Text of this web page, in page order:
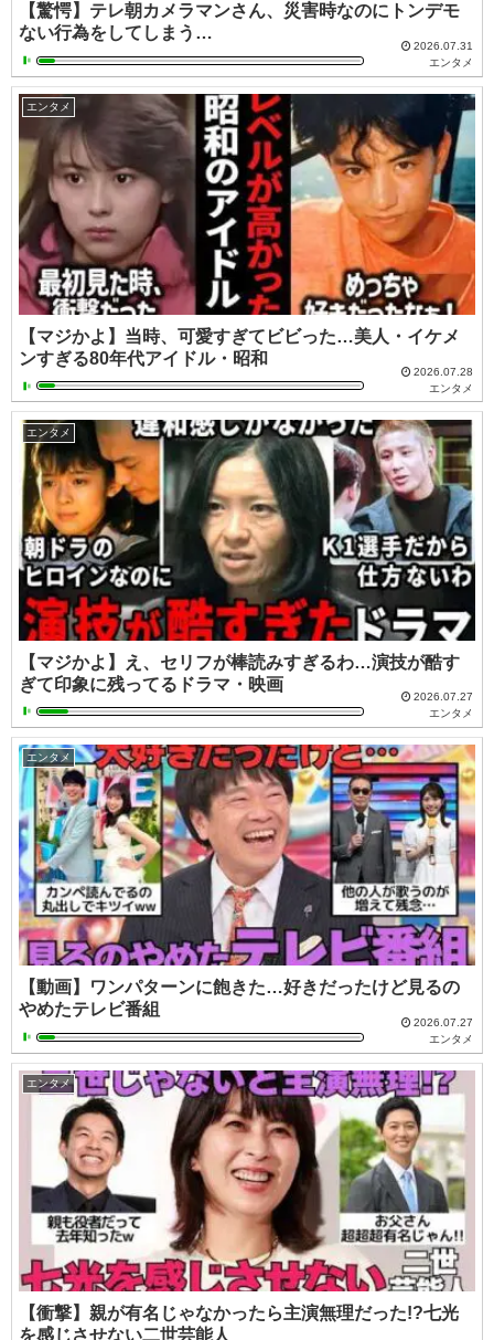
【驚愕】テレ朝カメラマンさん、災害時なのにトンデモ
ない行為をしてしまう…
2026.07.31
エンタメ
エンタメ
【マジかよ】当時、可愛すぎてビビった…美人・イケメ
ンすぎる80年代アイドル・昭和
2026.07.28
エンタメ
エンタメ
【マジかよ】え、セリフが棒読みすぎるわ…演技が酷す
ぎて印象に残ってるドラマ・映画
2026.07.27
エンタメ
エンタメ
【動画】ワンパターンに飽きた…好きだったけど見るの
やめたテレビ番組
2026.07.27
エンタメ
エンタメ
【衝撃】親が有名じゃなかったら主演無理だった!?七光
を感じさせない二世芸能人